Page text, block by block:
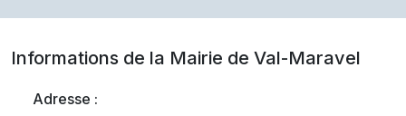
Informations de la Mairie de Val-Maravel
Adresse :